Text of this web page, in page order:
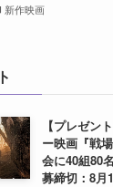
新作映画
【プレゼン
ー映画『戦
会に40組80
募締切：8月